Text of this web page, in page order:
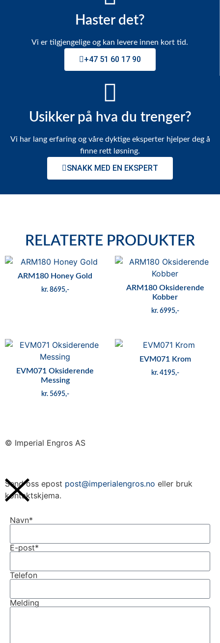
Haster det?
Vi er tilgjengelige og kan levere innen kort tid.
+47 51 60 17 90
Usikker på hva du trenger?
Vi har lang erfaring og våre dyktige eksperter hjelper deg å
finne rett løsning.
SNAKK MED EN EKSPERT
RELATERTE PRODUKTER
ARM180 Honey Gold
kr 8695
ARM180 Oksiderende
Kobber
kr 6995
EVM071 Oksiderende
Messing
kr 5695
EVM071 Krom
kr 4195
© Imperial Engros AS
Send oss epost post@imperialengros.no eller bruk
kontaktskjema.
Navn*
E-post*
Telefon
Melding